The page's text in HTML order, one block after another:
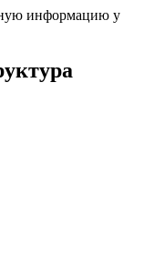
информацию у